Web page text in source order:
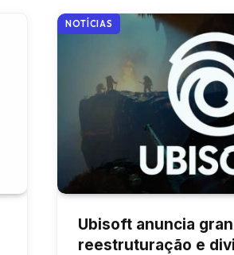
NOTÍCIAS
Ubisoft anuncia
reestruturação e